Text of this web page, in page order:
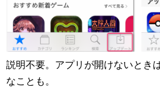
説明不要。アプリが開けないとき
なことも。